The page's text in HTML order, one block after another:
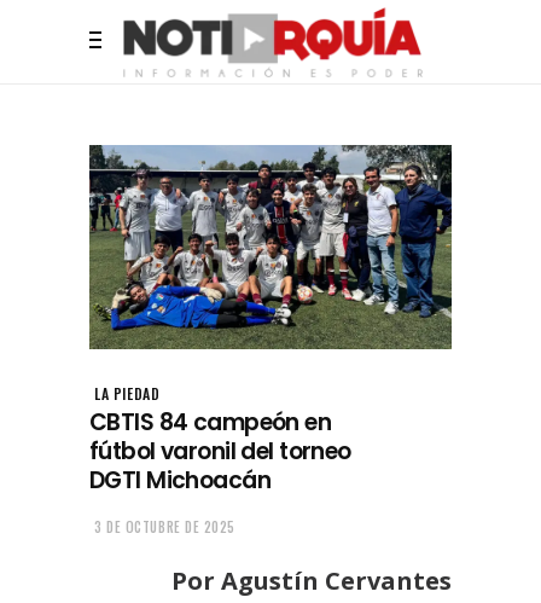
LA PIEDAD
CBTIS 84 campeón en
fútbol varonil del torneo
DGTI Michoacán
3 DE OCTUBRE DE 2025
Por Agustín Cervantes